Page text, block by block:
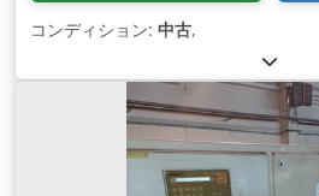
コンディション: 中古,